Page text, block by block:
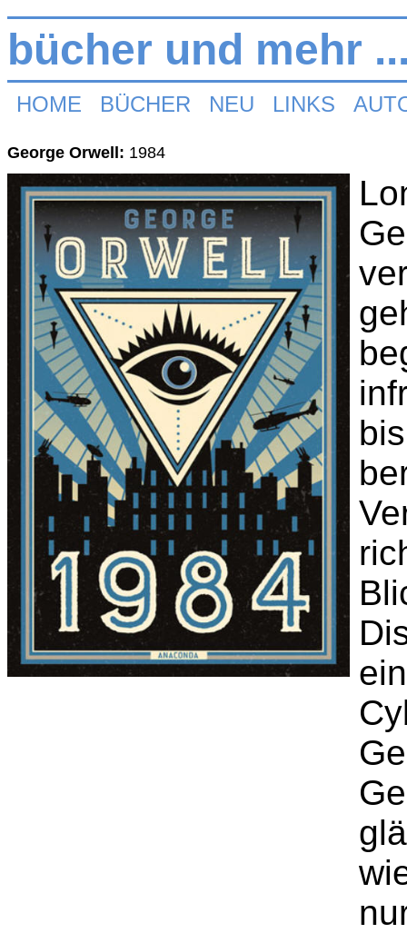
bücher und mehr
HOME BÜCHER NEU LINKS
George Orwell: 1984